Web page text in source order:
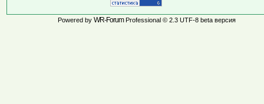
Powered by WR-ForumProfessional © 2.3 UTF-8 beta версия